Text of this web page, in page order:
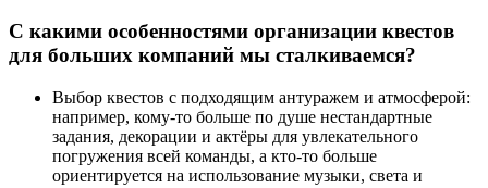
С какими особенностями организации квестов
для больших компаний мы сталкиваемся?
Выбор квестов с подходящим антуражем и атмосферой:
например, кому-то больше по душе нестандартные
задания, декорации и актёры для увлекательного
погружения всей команды, а кто-то больше
ориентируется на использование музыки, света и